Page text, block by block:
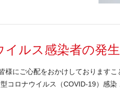
イルス感染者の発
様にご心配をおかけしております
コロナウイルス（COVID-19）感染